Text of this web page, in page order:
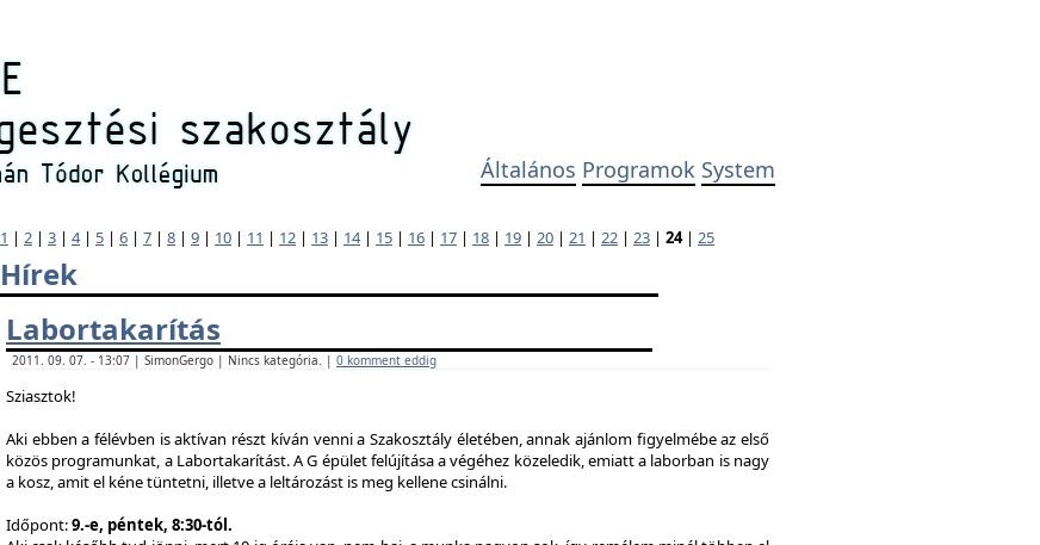
Általános Programok System
1 | 2 | 3 | 4| 5 | 6 | 7 | 8 | 9 | 10 | 11 | 12 | 13 | 14| 15 | 16 | 17 | 18 | 19 | 20 | 21 | 22 | 23 | 24| 25
Hírek
Labortakarítás
2011. 09. 07. - 13:07 | SimonGergo | Nincs kategória. | 0 komment eddig
Sziasztok!
Aki ebben a félévben is aktívan részt kíván venni a Szakosztály életében, annak ajánlom figyelmébe az első
közös programunkat, a Labortakarítást. A G épület felújítása a végéhez közeledik, emiatt a laborban is nagy
a kosz, amit el kéne tüntetni, illetve a leltározást is meg kellene csinálni.
Időpont:9.-e, péntek, 8:30-tól.